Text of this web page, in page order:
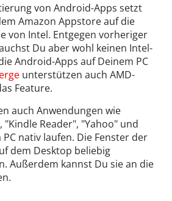
von Android-Apps setzt
Amazon Appstore auf die
von Intel. Entgegen vorheriger
Du aber wohl keinen Intel-
Android-Apps auf Deinem PC
unterstützen auch AMD-
Feature.
auch Anwendungen wie
"Kindle Reader", "Yahoo" und
nativ laufen. Die Fenster der
dem Desktop beliebig
Außerdem kannst Du sie an die